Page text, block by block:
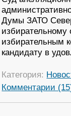
Думы ЗАТО
избирательным
кандидату в
Категория:
Комментарии